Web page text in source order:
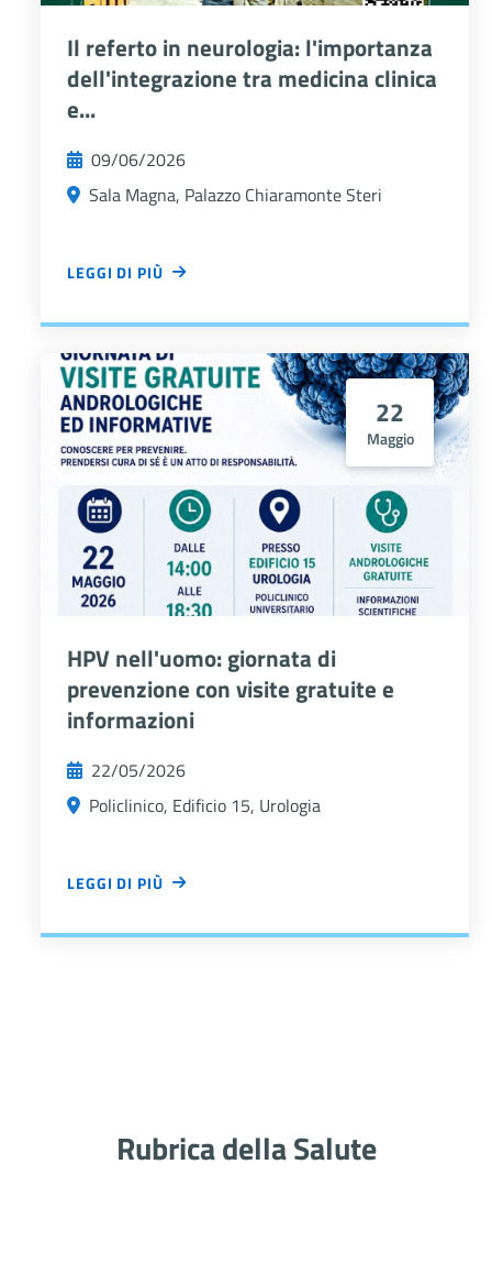
Il referto in neurologia: l'importanza
dell'integrazione tra medicina clinica
e...
09/06/2026
Sala Magna, Palazzo Chiaramonte Steri
Allegato
LEGGI DI PIÙ
IL REFERTO IN NEUROLOGIA: L'IMPORTANZA
22
Maggio
HPV nell'uomo: giornata di
prevenzione con visite gratuite e
informazioni
22/05/2026
Policlinico, Edificio 15, Urologia
Allegato
LEGGI DI PIÙ
HPV NELL'UOMO: GIORNATA DI PREVENZIONE CON
Rubrica della Salute